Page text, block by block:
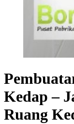
Kedap –
Ruang